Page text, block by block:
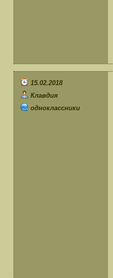
15.02.2018
Клавдия
одноклассники